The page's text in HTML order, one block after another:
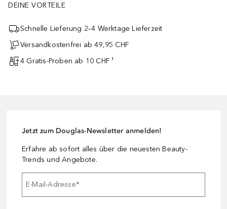
DEINE VORTEILE
Schnelle Lieferung 2–4 Werktage Lieferzeit
Versandkostenfrei ab 49,95 CHF
4 Gratis-Proben ab 10 CHF ¹
Jetzt zum Douglas-Newsletter anmelden!
Erfahre ab sofort alles über die neuesten Beauty-
Trends und Angebote.
E-Mail-Adresse*